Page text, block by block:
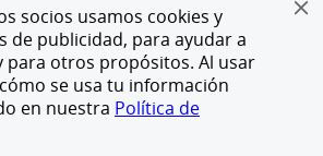
socios usamos cookies y
de publicidad, para ayudar a
para otros propósitos. Al usar
se usa tu información
en nuestra Política de